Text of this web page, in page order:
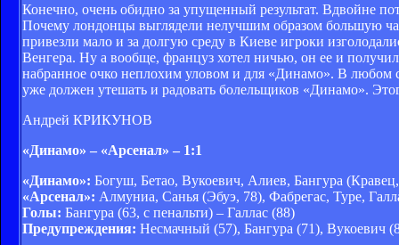
Конечно, очень обидно за упущенный результат. Вдвойне
Почему лондонцы выглядели нелучшим образом большую
привезли мало и за долгую среду в Киеве игроки
Венгера. Ну а вообще, француз хотел ничью, он ее и
набранное очко неплохим уловом и для «Динамо». В любом
уже должен утешать и радовать болельщиков «Динамо».
Андрей КРИКУНОВ
«Динамо» – «Арсенал» – 1:1
«Динамо»: Богуш, Бетао, Вукоевич, Алиев, Бангура
«Арсенал»: Алмуниа, Санья (Эбуэ, 78), Фабрегас, Туре,
Голы: Бангура (63, с пенальти) – Галлас (88)
Предупреждения: Несмачный (57), Бангура (71), Вукоевич